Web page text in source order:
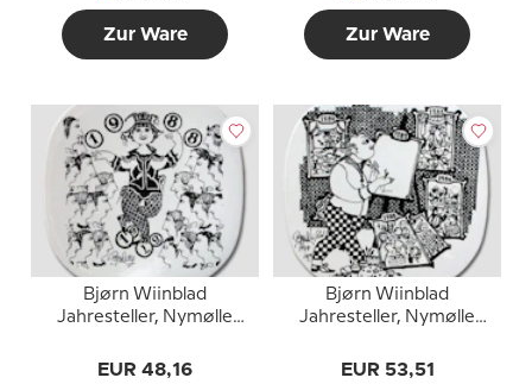
Zur Ware Zur Ware
Bjørn Wiinblad
Jahresteller, Nymølle
EUR 48,16
Bjørn Wiinblad
Jahresteller, Nymølle
EUR 53,51